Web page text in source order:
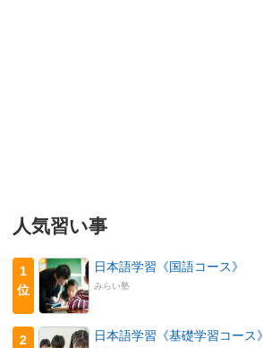
人気習い事
1
位
日本語学習《国語コース》
みらい塾
2
日本語学習《基礎学習コース》